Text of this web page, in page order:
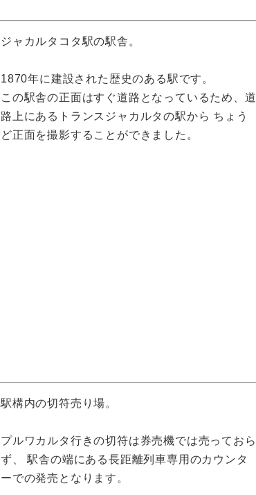
ジャカルタコタ駅の駅舎。
1870年に建設された歴史のある駅です。
この駅舎の正面はすぐ道路となっているため、道
路上にあるトランスジャカルタの駅から ちょう
ど正面を撮影することができました。
駅構内の切符売り場。
プルワカルタ行きの切符は券売機では売っておら
ず、 駅舎の端にある長距離列車専用のカウンタ
ーでの発売となります。